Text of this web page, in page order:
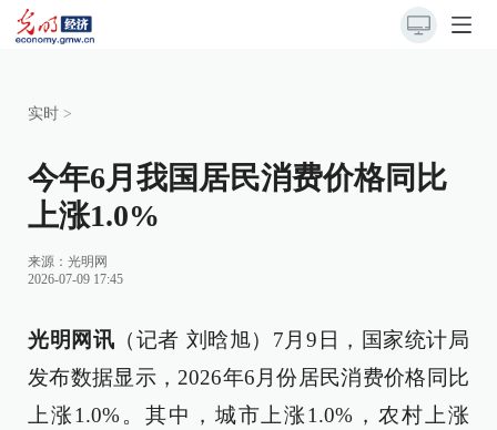
实时 >
今年6月我国居民消费价格同比
上涨1.0%
来源： 光明网
2026-07-09 17:45
光明网讯 （记者 刘晗旭）7月9日，国家统计局
发布数据显示，2026年6月份居民消费价格同比
上涨1.0%。其中，城市上涨1.0%，农村上涨